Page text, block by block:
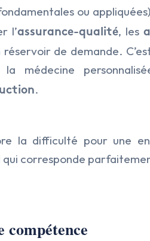
ou
l’assurance-qualité, les
de demande.
médecine
.
la difficulté pour une
corresponde
compétence